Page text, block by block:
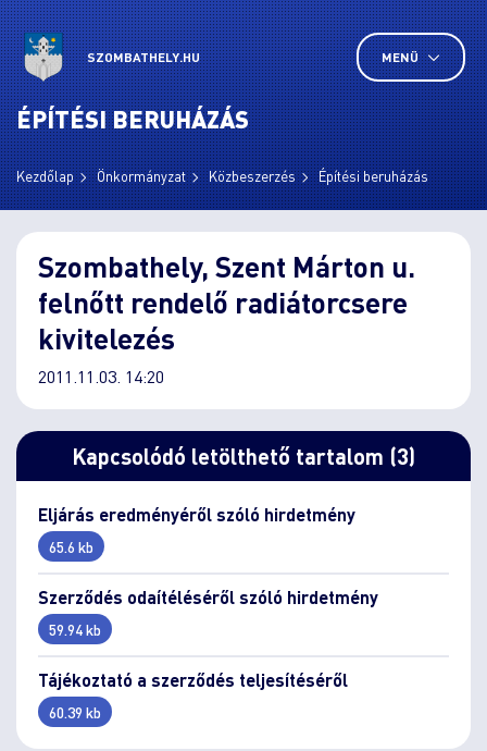
SZOMBATHELY.HU MENÜ
ÉPÍTÉSI BERUHÁZÁS
Kezdőlap Önkormányzat Közbeszerzés Építési beruházás
Szombathely, Szent Márton u.
felnőtt rendelő radiátorcsere
kivitelezés
2011.11.03. 14:20
Kapcsolódó letölthető tartalom (3)
Eljárás eredményéről szóló hirdetmény
65.6 kb
Szerződés odaítéléséről szóló hirdetmény
59.94 kb
Tájékoztató a szerződés teljesítéséről
60.39 kb